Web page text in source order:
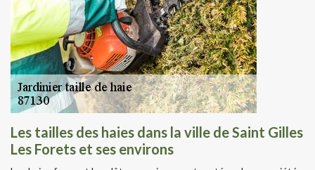
Les tailles des haies dans la ville de Saint Gilles
Les Forets et ses environs